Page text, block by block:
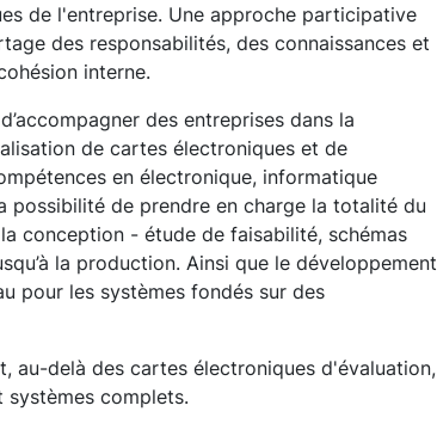
de l'entreprise. Une approche participative
des responsabilités, des connaissances et
interne.
des entreprises dans la
de cartes électroniques et de
en électronique, informatique
possibilité de prendre en charge la totalité du
conception - étude de faisabilité, schémas
la production. Ainsi que le développement
pour les systèmes fondés sur des
au-delà des cartes électroniques d'évaluation,
complets.